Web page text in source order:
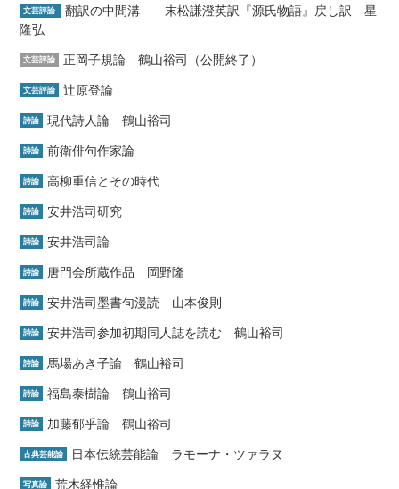
文芸評論
翻訳の中間溝――末松謙澄英訳『源氏物語』戻し訳 星
隆弘
文芸評論 正岡子規論 鶴山裕司（公開終了）
文芸評論 辻原登論
詩論 現代詩人論 鶴山裕司
詩論 前衛俳句作家論
詩論 高柳重信とその時代
詩論 安井浩司研究
詩論 安井浩司論
詩論 唐門会所蔵作品 岡野隆
詩論 安井浩司墨書句漫読 山本俊則
詩論 安井浩司参加初期同人誌を読む 鶴山裕司
詩論 馬場あき子論 鶴山裕司
詩論 福島泰樹論 鶴山裕司
詩論 加藤郁乎論 鶴山裕司
古典芸能論 日本伝統芸能論 ラモーナ・ツァラヌ
写真論 荒木経惟論